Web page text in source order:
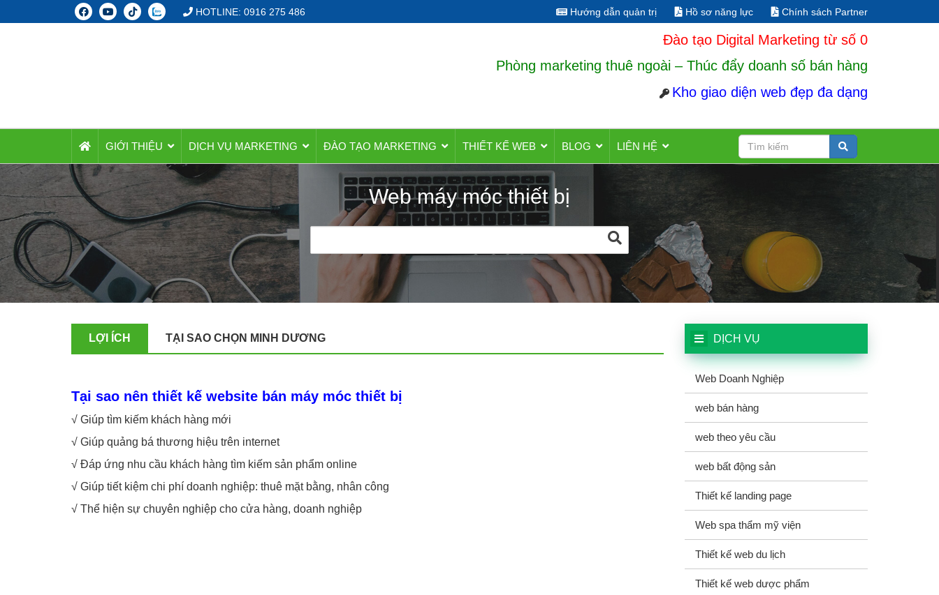
HOTLINE: 0916 275 486 Hướng dẫn quản trị Hồ sơ năng lực Chính sách Partner
Đào tạo Digital Marketing từ số 0
Phòng marketing thuê ngoài – Thúc đẩy doanh số bán hàng
Kho giao diện web đẹp đa dạng
GIỚI THIỆU DỊCH VỤ MARKETING ĐÀO TẠO MARKETING THIẾT KẾ WEB BLOG LIÊN HỆ
Web máy móc thiết bị
LỢI ÍCH TẠI SAO CHỌN MINH DƯƠNG
Tại sao nên thiết kế website bán máy móc thiết bị
√ Giúp tìm kiếm khách hàng mới
√ Giúp quảng bá thương hiệu trên internet
√ Đáp ứng nhu cầu khách hàng tìm kiếm sản phẩm online
√ Giúp tiết kiệm chi phí doanh nghiệp: thuê mặt bằng, nhân công
√ Thể hiện sự chuyên nghiệp cho cửa hàng, doanh nghiệp
DỊCH VỤ
Web Doanh Nghiệp
web bán hàng
web theo yêu cầu
web bất động sản
Thiết kế landing page
Web spa thẩm mỹ viện
Thiết kế web du lịch
Thiết kế web dược phẩm